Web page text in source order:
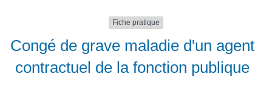
Fiche pratique
Congé de grave maladie d'un agent
contractuel de la fonction publique